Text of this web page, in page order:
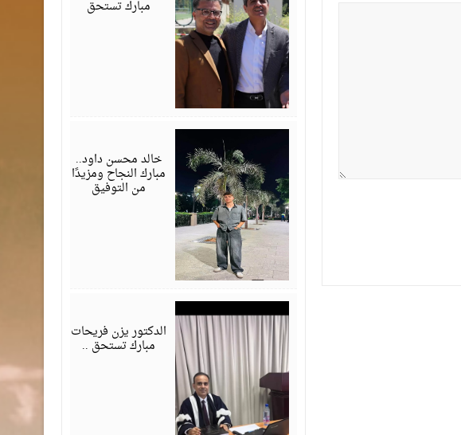
مبارك تستحق
خالد محسن داود..
مبارك النجاح ومزيدًا
من التوفيق
الدكتور يزن فريحات
مبارك تستحق ..